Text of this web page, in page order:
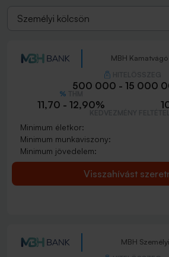
Személyi kölcsön
MBH
500 000 - 15 000
11,70 - 12,90%
Minimum életkor:
Minimum munkaviszony:
Minimum jövedelem:
Visszahívást
MBH